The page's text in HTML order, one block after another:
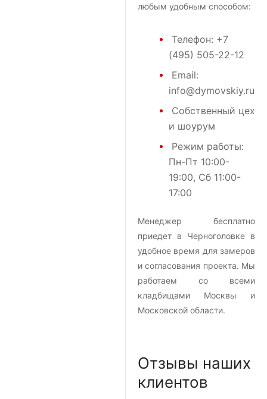
любым удобным способом:
Телефон: +7
(495) 505-22-12
Email:
info@dymovskiy.ru
Собственный цех
и шоурум
Режим работы:
Пн-Пт 10:00-
19:00, Сб 11:00-
17:00
Менеджер бесплатно
приедет в Черноголовке в
удобное время для замеров
и согласования проекта. Мы
работаем со всеми
кладбищами Москвы и
Московской области.
Отзывы наших
клиентов